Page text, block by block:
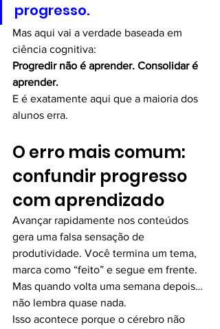
progresso.
Mas aqui vai a verdade baseada em
ciência cognitiva:
Progredir não é aprender. Consolidar é
aprender.
E é exatamente aqui que a maioria dos
alunos erra.
O erro mais comum:
confundir progresso
com aprendizado
Avançar rapidamente nos conteúdos
gera uma falsa sensação de
produtividade. Você termina um tema,
marca como “feito” e segue em frente.
Mas quando volta uma semana depois…
não lembra quase nada.
Isso acontece porque o cérebro não